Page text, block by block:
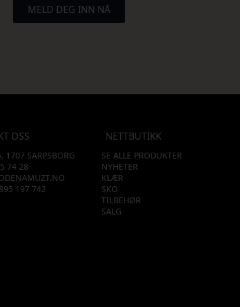
MELD DEG INN NÅ
OSS
1707 SARPSBORG
74 28
197 742
NETTBUTIKK
SE ALLE PRODUKTER
NYHETER
KLÆR
SKO
TILBEHØR
SALG